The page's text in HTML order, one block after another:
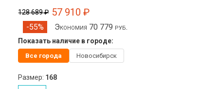
128 689 ₽ 57 910 ₽
-55% Экономия 70 779 руб.
Показать наличие в городе:
Все города Новосибирск
Размер: 168